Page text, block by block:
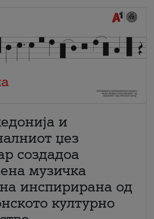
и
џез
создадоа
музичка
инспирирана од
културно